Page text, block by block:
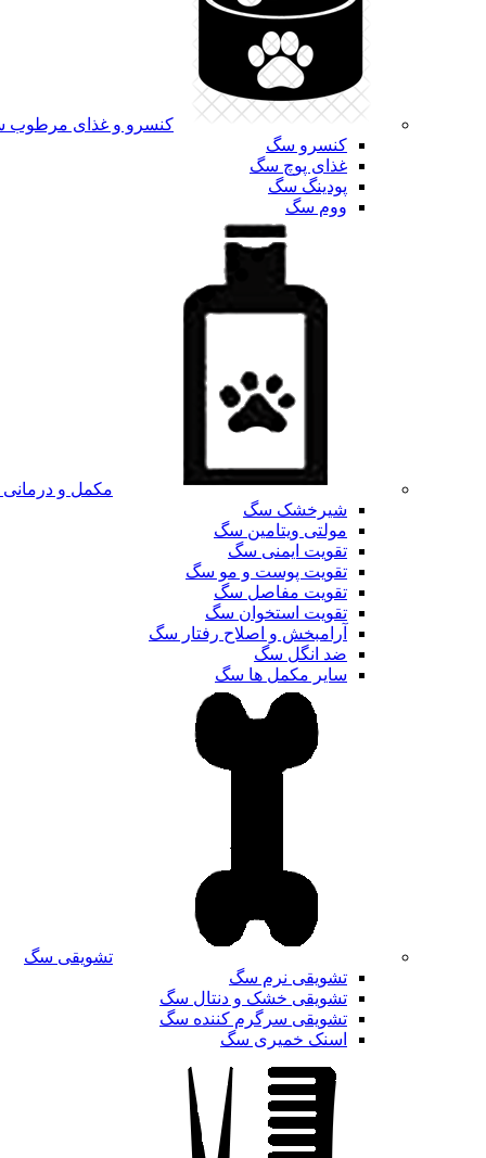
کنسرو و غذای
کنسرو سگ
غذای پوچ سگ
پودینگ سگ
ووم سگ
مکمل و
شیرخشک سگ
مولتی ویتامین سگ
تقویت ایمنی سگ
تقویت پوست و مو سگ
تقویت مفاصل سگ
تقویت استخوان سگ
آرامبخش و اصلاح رفتار سگ
ضد انگل سگ
سایر مکمل ها سگ
تشویقی سگ
تشویقی نرم سگ
تشویقی خشک و دنتال سگ
تشویقی سرگرم کننده سگ
اسنک خمیری سگ